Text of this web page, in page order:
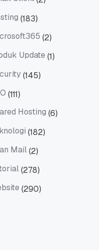
(183)
(2)
Update (1)
(145)
(111)
Hosting (6)
(182)
Mail(2)
(278)
(290)